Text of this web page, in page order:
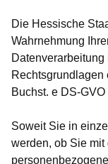
Die Hessische
Wahrnehmung
Rechtsgrundlagen
Buchst. e DS-
Soweit Sie in
werden, ob Sie mit